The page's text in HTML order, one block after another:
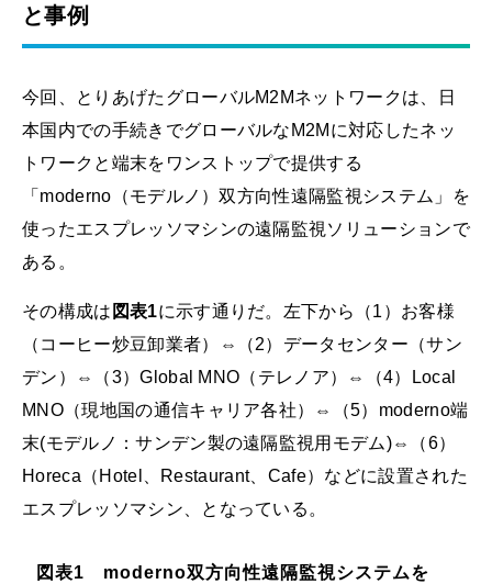
と事例
今回、とりあげたグローバルM2Mネットワークは、日
本国内での手続きでグローバルなM2Mに対応したネッ
トワークと端末をワンストップで提供する
「moderno（モデルノ）双方向性遠隔監視システム」を
使ったエスプレッソマシンの遠隔監視ソリューションで
ある。
その構成は 図表1に示す通りだ。左下から（1）お客様
（コーヒー炒豆卸業者）⇔（2）データセンター（サン
デン）⇔（3）Global MNO（テレノア）⇔（4）Local
MNO（現地国の通信キャリア各社）⇔（5）moderno端
末(モデルノ：サンデン製の遠隔監視用モデム)⇔（6）
Horeca（Hotel、Restaurant、Cafe）などに設置された
エスプレッソマシン、となっている。
図表1 moderno双方向性遠隔監視システムを